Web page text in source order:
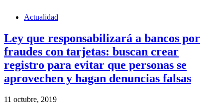
Actualidad
Ley que responsabilizará a bancos por
fraudes con tarjetas: buscan crear
registro para evitar que personas se
aprovechen y hagan denuncias falsas
11 octubre, 2019